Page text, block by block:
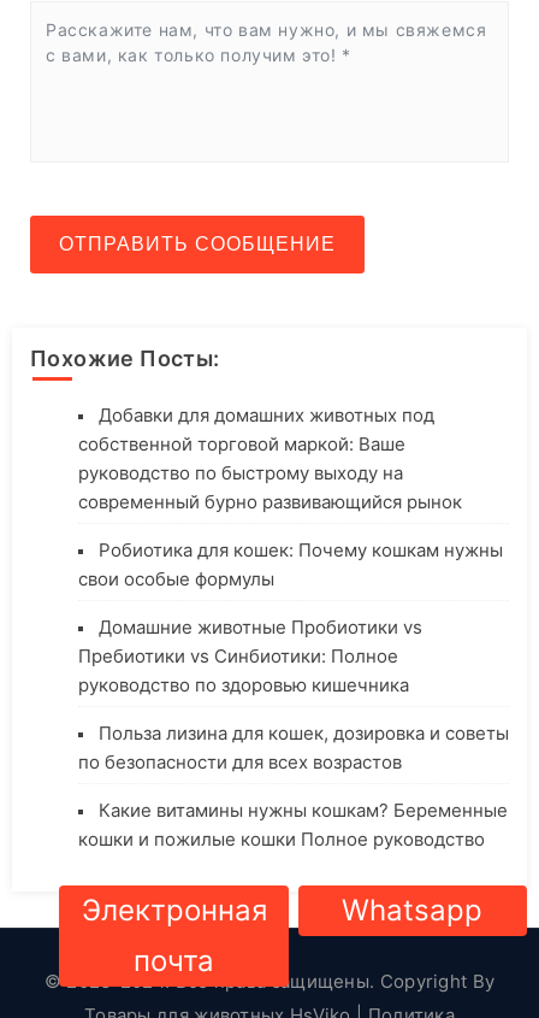
ОТПРАВИТЬ СООБЩЕНИЕ
Похожие Посты:
Добавки для домашних животных под
собственной торговой маркой: Ваше
руководство по быстрому выходу на
современный бурно развивающийся рынок
Робиотика для кошек: Почему кошкам нужны
свои особые формулы
Домашние животные Пробиотики vs
Пребиотики vs Синбиотики: Полное
руководство по здоровью кишечника
Польза лизина для кошек, дозировка и советы
по безопасности для всех возрастов
Какие витамины нужны кошкам? Беременные
кошки и пожилые кошки Полное руководство
Электронная
почта
Whatsapp
© 2023-2024. Все права защищены. Copyright By